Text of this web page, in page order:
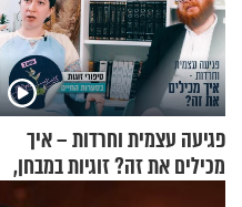
פגיעה עצמית וחרדות – איך
מכילים את זה? זוגיות במבחן,
הפעם עם יהודית ואלתר כהן